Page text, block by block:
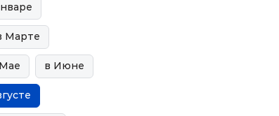
Марте
в Июне